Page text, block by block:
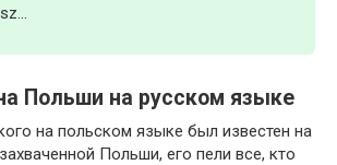
Польши на русском языке
на польском языке был известен на
Польши, его пели все, кто